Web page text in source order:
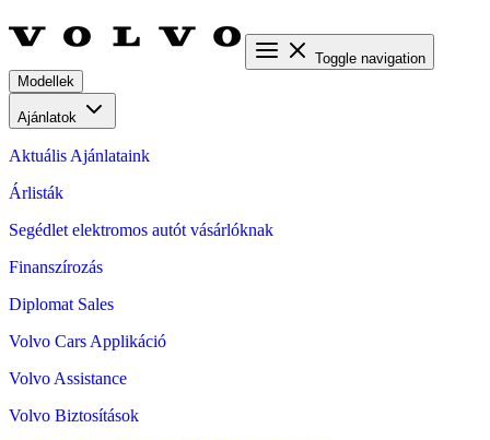
Toggle navigation
Modellek
Ajánlatok
Aktuális Ajánlataink
Árlisták
Segédlet elektromos autót vásárlóknak
Finanszírozás
Diplomat Sales
Volvo Cars Applikáció
Volvo Assistance
Volvo Biztosítások